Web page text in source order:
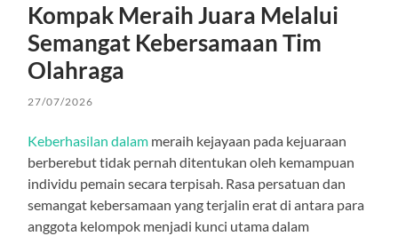
Kompak Meraih Juara Melalui
Semangat Kebersamaan Tim
Olahraga
27/07/2026
Keberhasilan dalam meraih kejayaan pada kejuaraan
berberebut tidak pernah ditentukan oleh kemampuan
individu pemain secara terpisah. Rasa persatuan dan
semangat kebersamaan yang terjalin erat di antara para
anggota kelompok menjadi kunci utama dalam